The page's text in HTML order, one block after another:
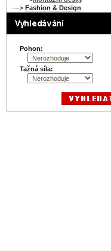
---> Fashion & Design
Pohon:
Tažná síla: